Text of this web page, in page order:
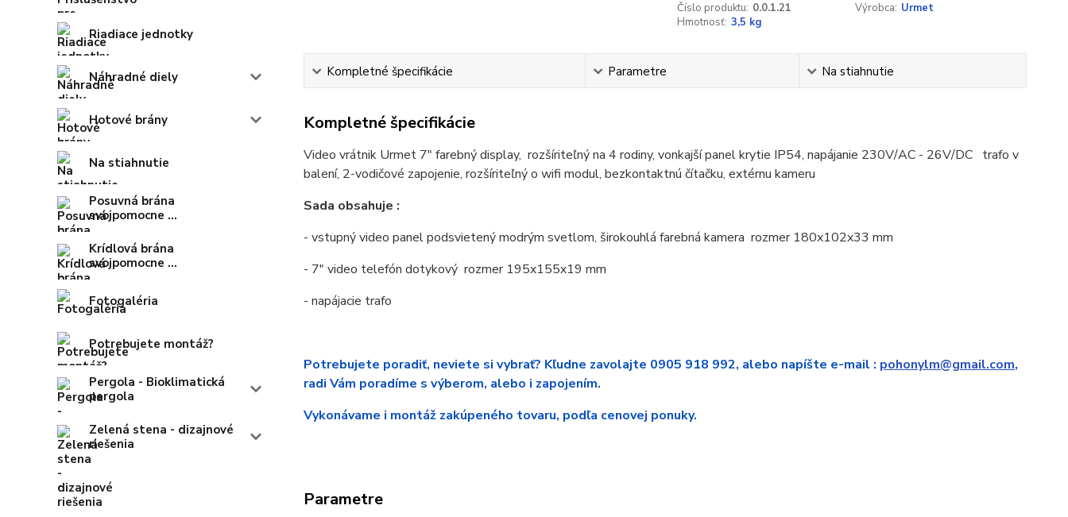
Riadiace jednotky
Náhradné diely
Hotové brány
Na stiahnutie
Posuvná brána
svojpomocne ...
Krídlová brána
svojpomocne ...
Fotogaléria
Potrebujete montáž?
Pergola - Bioklimatická
pergola
Zelená stena - dizajnové
riešenia
Číslo produktu: 0.0.1.21 Výrobca: Urmet
Hmotnosť: 3,5 kg
Kompletné špecifikácie Parametre Na stiahnutie
Kompletné špecifikácie
Video vrátnik Urmet 7" farebný display, rozšíriteľný na 4 rodiny, vonkajší panel krytie IP54, napájanie 230V/AC - 26V/DC trafo v
balení, 2-vodičové zapojenie, rozšíriteľný o wifi modul, bezkontaktnú čítačku, extérnu kameru
Sada obsahuje :
- vstupný video panel podsvietený modrým svetlom, širokouhlá farebná kamera rozmer 180x102x33 mm
- 7" video telefón dotykový rozmer 195x155x19 mm
- napájacie trafo
Potrebujete poradiť, neviete si vybrať? Kľudne zavolajte 0905 918 992, alebo napíšte e-mail : pohonylm@gmail.com,
radi Vám poradíme s výberom, alebo i zapojením.
Vykonávame i montáž zakúpeného tovaru, podľa cenovej ponuky.
Parametre